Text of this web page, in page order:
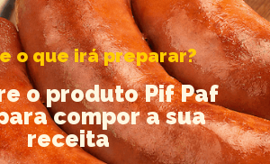
o que irá preparar?
o produto Pif Paf
compor a sua
receita